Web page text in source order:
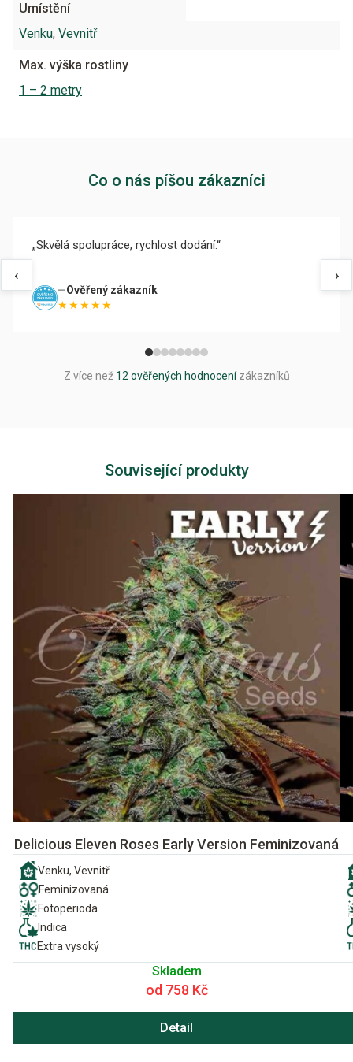
Umístění
Venku, Vevnitř
Max. výška rostliny
1 – 2 metry
Co o nás píšou zákazníci
‹
Skvělá spolupráce, rychlost dodání.
Ověřený zákazník
★★★★★
›
Z více než 12 ověřených hodnocenízákazníků
Související produkty
Delicious Eleven Roses Early Version Feminizovaná
Venku, Vevnitř
Feminizovaná
Fotoperioda
Indica
Extra vysoký
Skladem
od 758 Kč
Detail